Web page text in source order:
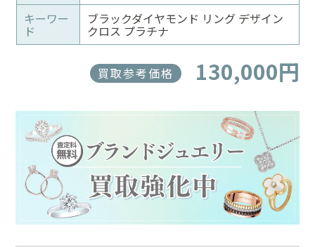
キーワー
ド
ブラックダイヤモンド リング デザイン
クロス プラチナ
買取参考価格 130,000円